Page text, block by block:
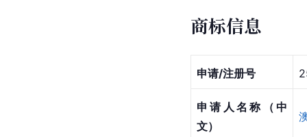
商标信息
申请/注册号
申请人名称（中
文）